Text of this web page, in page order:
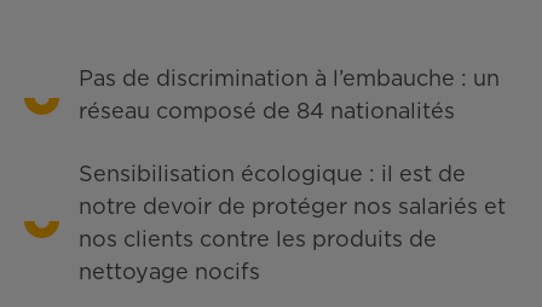
Pas de discrimination à l’embauche : un
réseau composé de 84 nationalités
Sensibilisation écologique : il est de
notre devoir de protéger nos salariés et
nos clients contre les produits de
nettoyage nocifs